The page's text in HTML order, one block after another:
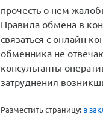
прочесть о нем
Правила обмена в
связаться с онлайн
обменника не
консультанты
затруднения
Разместить страницу: в